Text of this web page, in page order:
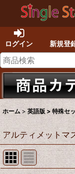
ログイン 新規登
ホーム > 英語版 > 特殊セ
アルティメットマ